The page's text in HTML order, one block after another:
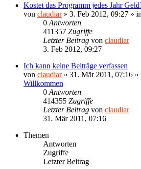
Kostet das Programm jedes Jahr
von claudiar» 3. Feb 2012, 09:27 » in
0 Antworten
411357 Zugriffe
Letzter Beitrag von claudiar
3. Feb 2012, 09:27
Ich kann keine Beiträge verfassen
von claudiar» 31. Mär 2011, 07:16 »
Willkommen
0 Antworten
414355 Zugriffe
Letzter Beitrag von claudiar
31. Mär 2011, 07:16
Themen
Antworten
Zugriffe
Letzter Beitrag